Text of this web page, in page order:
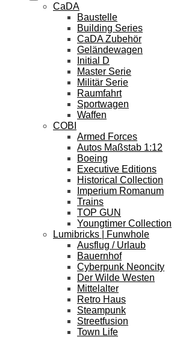
CaDA
Baustelle
Building Series
CaDA Zubehör
Geländewagen
Initial D
Master Serie
Militär Serie
Raumfahrt
Sportwagen
Waffen
COBI
Armed Forces
Autos Maßstab 1:12
Boeing
Executive Editions
Historical Collection
Imperium Romanum
Trains
TOP GUN
Youngtimer Collection
Lumibricks | Funwhole
Ausflug / Urlaub
Bauernhof
Cyberpunk Neoncity
Der Wilde Westen
Mittelalter
Retro Haus
Steampunk
Streetfusion
Town Life